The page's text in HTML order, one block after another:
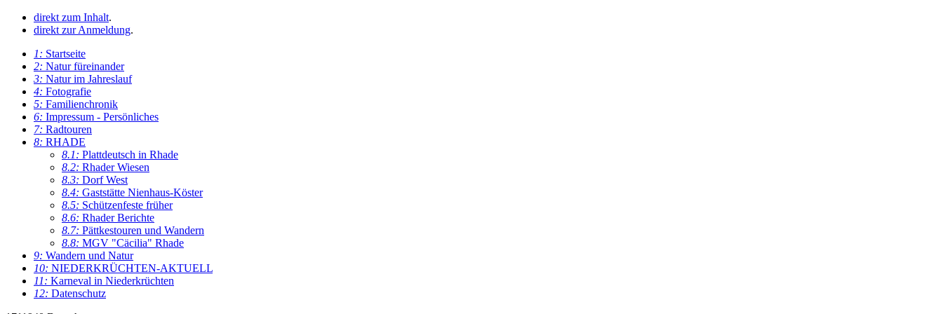
direkt zum Inhalt.
direkt zur Anmeldung.
1: Startseite
2: Natur füreinander
3: Natur im Jahreslauf
4: Fotografie
5: Familienchronik
6: Impressum - Persönliches
7: Radtouren
8: RHADE
8.1: Plattdeutsch in Rhade
8.2: Rhader Wiesen
8.3: Dorf West
8.4: Gaststätte Nienhaus-Köster
8.5: Schützenfeste früher
8.6: Rhader Berichte
8.7: Pättkestouren und Wandern
8.8: MGV "Cäcilia" Rhade
9: Wandern und Natur
10: NIEDERKRÜCHTEN-AKTUELL
11: Karneval in Niederkrüchten
12: Datenschutz